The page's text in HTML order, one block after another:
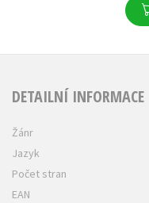
DETAILNÍ INFORMACE
Žánr
Jazyk
Počet stran
EAN